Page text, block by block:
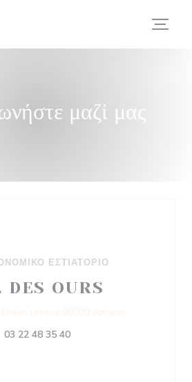
μαζί μας
ΕΣΤΙΑΤΌΡΙΟ
OURS
03 22 48 35 40